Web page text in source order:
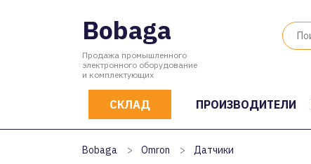
Bobaga
Продажа промышленного
электронного оборудование
и комплектующих
СКЛАД ПРОИЗВОДИТЕЛИ
Bobaga > Omron > Датчики